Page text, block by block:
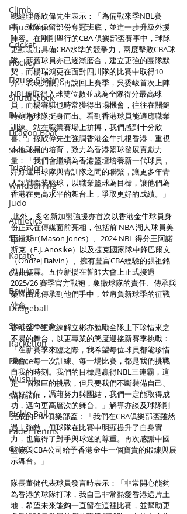
Climb
Equestrian
Cricket
Hockey
Figure Skating
Shuttlecock
Diving
Dragon Boat
Snooker
Triathlon
Windsurfing
Judo
Athletics
Spartan
Karate
Canoe
Bowling
Dodgeball
Skateboard
Racketlon
Dance
Wushu
Squash
Pickle Ball
Padel Tennis
Chess
總經理孫欣偉先生表示：「為備戰來季NBL賽
事，球隊保留部份奪冠班底，並進一步升級外援
陣容。在剛剛舉行的CBA 俱樂部盃賽事中，球隊
更顯現出具備CBA水準的競爭力，兩度擊敗CBA球
隊。新舊球員亦已逐漸磨合，建立更強的團隊默
契，而楊瑞鴻更在面對四川隊的比賽中取得10
分，表現亮眼。再說回上賽季，吳委峻首次上陣
NBL便取得入球雙位數並成為全隊得分最高球
員，而楊睿騏也時常獲得出場機會，往往在關鍵
時刻為球隊挺身而出。看到香港球員能適應職業
訓練、站在職業賽場上拚搏，我們感到十分欣
喜。」孫欣偉先生強調香港金牛扎根香港，重視
本地球員的培育，致力為香港籃球發展貢獻力
量：「我們會繼續為香港籃壇培養新一代球員，
好好運用球隊與青訓隊之間的聯繫，讓更多年青
人認識職業籃球，以職業籃球為目標，讓他們為
香港在更高水平的舞台上，爭取更好的成績。」
此外，多名新加盟強援亦首次以香港金牛球員身
份正式在傳媒面前亮相，包括前 NBA 湖人球員美
臣鍾斯（Mason Jones）、2024 NBL 得分王阿諾
斯克（E.J. Anosike）以及捷克國家隊中鋒巴爾文
（Ondřej Balvín）、擁有豐富CBA經驗的張祖銘
與曲虹霖。五位新援在誓師大會上正式接過
2025/26 賽季官方戰袍，象徵球隊的責任、傳承與
榮耀由此傳承到他們手中，並肩負新球季的征戰
使命。
香港金牛主教練解立彬亦勉勵全隊上下珍惜來之
不易的舞台，以更專業的態度迎接新賽季挑戰：
「在新賽季來臨之際，我希望每位球員都能珍惜
機會。每一次訓練、每一場比賽，都是我們挑戰
自我的時刻。我們的目標是贏得NBL三連霸，這
是一個艱巨的挑戰，但只要我們不斷裝備自己、
做好準備，憑藉努力與團結，我們一定能取得成
功，邁向更高層次的舞台。」解導亦談及球隊剛
完成的CBA俱樂部盃：「我們在CBA俱樂部盃雖然
遇上強敵，但球隊在比賽中明顯提升了自身實
力，也贏得了對手與球迷的尊重。再次感謝中國
籃協與CBA公司給予香港金牛一個寶貴的鍛煉與展
示舞台。」
隊長董健代表球員發言時表示：「非常開心能夠
為香港的球隊打球，我自己非常熱愛香港這片土
地，希望未來能夠一直留在這裡比賽，並幫助更